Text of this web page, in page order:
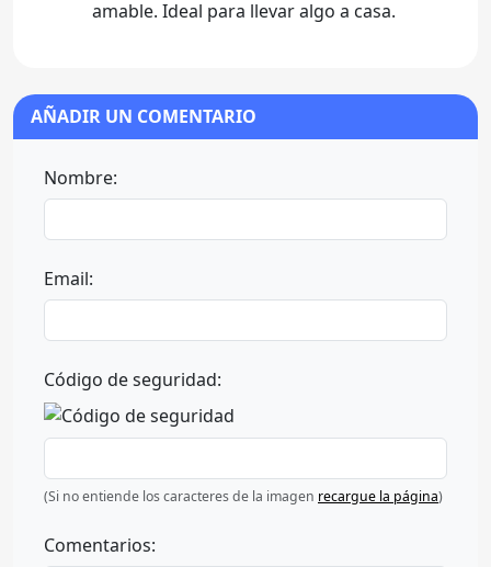
amable. Ideal para llevar algo a casa.
AÑADIR UN COMENTARIO
Nombre:
Email:
Código de seguridad:
(Si no entiende los caracteres de la imagen recargue la página)
Comentarios: